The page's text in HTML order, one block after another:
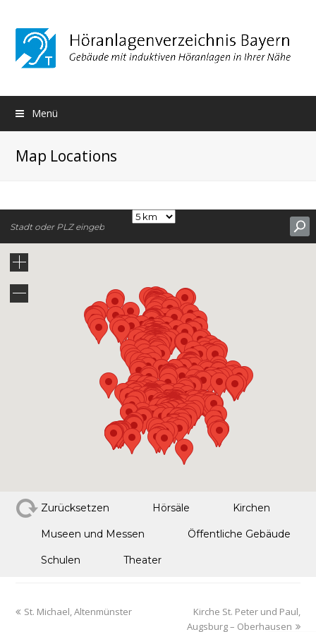
Menü
Map Locations
Zurücksetzen Hörsäle Kirchen
Museen und Messen Öffentliche Gebäude
Schulen Theater
St. Michael, Altenmünster
Kirche St. Peter und Paul,
Augsburg – Oberhausen